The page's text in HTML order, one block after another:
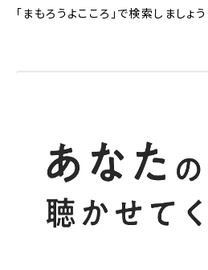
「まもろうよこころ」で検索しましょう
画